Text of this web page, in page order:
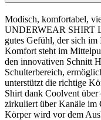
Modisch, komfortabel,
UNDERWEAR SHIRT
gutes Gefühl, der sich
Komfort steht im
den innovativen Schnitt
Schulterbereich,
unterstützt die richtige
Shirt dank Coolvent
zirkuliert über Kanäle im
Körper wird vor dem